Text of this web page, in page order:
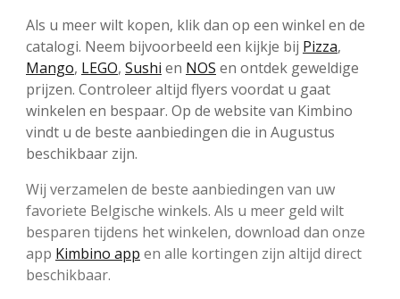
Als u meer wilt kopen, klik dan op een winkel en de
catalogi. Neem bijvoorbeeld een kijkje bij Pizza,
Mango, LEGO, Sushi en NOS en ontdek geweldige
prijzen. Controleer altijd flyers voordat u gaat
winkelen en bespaar. Op de website van Kimbino
vindt u de beste aanbiedingen die in Augustus
beschikbaar zijn.
Wij verzamelen de beste aanbiedingen van uw
favoriete Belgische winkels. Als u meer geld wilt
besparen tijdens het winkelen, download dan onze
app Kimbino app en alle kortingen zijn altijd direct
beschikbaar.